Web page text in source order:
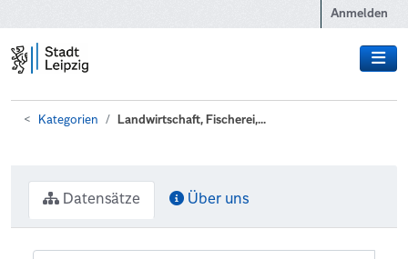
Anmelden
Kategorien Landwirtschaft, Fischerei,...
Datensätze Über uns